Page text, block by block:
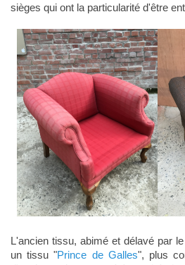
sièges qui ont la particularité d'être
L'ancien tissu, abimé et délavé par
un tissu "Prince de Galles", plus